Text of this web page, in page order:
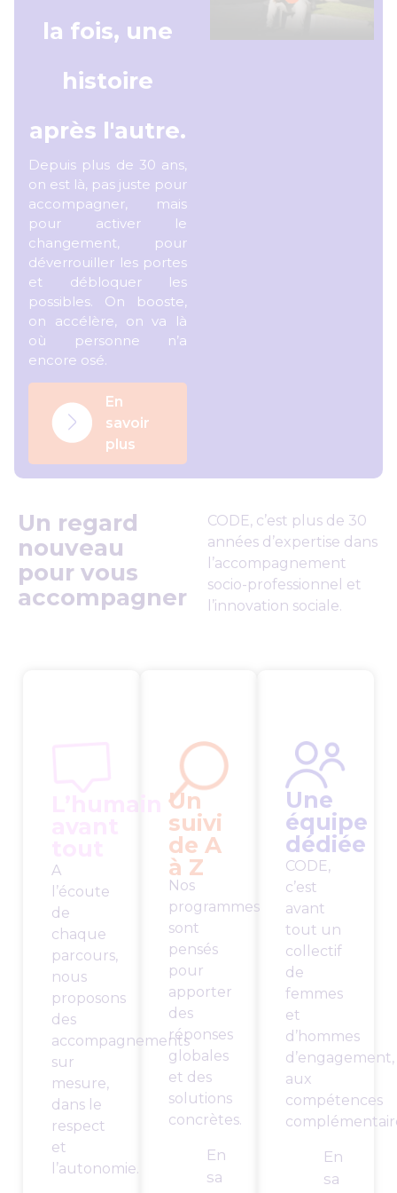
la fois, une
histoire
après l'autre.
Depuis plus de 30 ans,
on est là, pas juste pour
accompagner, mais
pour activer le
changement, pour
déverrouiller les portes
et débloquer les
possibles. On booste,
on accélère, on va là
où personne n’a
encore osé.
En
savoir
plus
Un regard
nouveau
pour vous
accompagner
CODE, c’est plus de 30
années d’expertise dans
l’accompagnement
socio-professionnel et
l’innovation sociale.
A
l’écoute
de
chaque
parcours,
nous
proposons
des
accompagnements
sur
mesure,
dans le
respect
et
l’autonomie.
Un
suivi
de A
à Z
Nos
programmes
sont
pensés
pour
apporter
des
réponses
globales
et des
solutions
concrètes.
En
sa
Une
équipe
dédiée
CODE,
c’est
avant
tout un
collectif
de
femmes
et
d’hommes
d’engagement,
aux
compétences
En
sa